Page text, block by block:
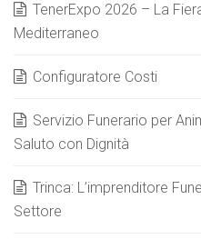
TenerExpo 2026 – La
Mediterraneo
Configuratore Costi
Servizio Funerario per
Saluto con Dignità
Trinca: L’imprenditore
Settore